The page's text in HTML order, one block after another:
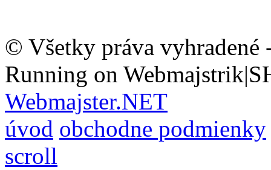
© Všetky práva vyhradené
Running on
Webmajster.NET
úvod obchodne podmienky
scroll